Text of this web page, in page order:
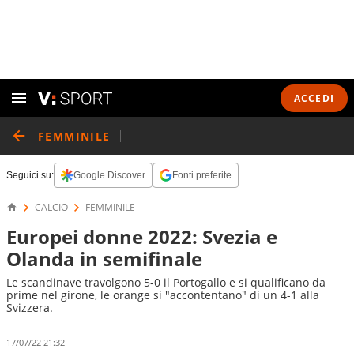
ACCEDI
FEMMINILE
Seguici su: Google Discover Fonti preferite
CALCIO FEMMINILE
Europei donne 2022: Svezia e
Olanda in semifinale
Le scandinave travolgono 5-0 il Portogallo e si qualificano da
prime nel girone, le orange si "accontentano" di un 4-1 alla
Svizzera.
17/07/22 21:32